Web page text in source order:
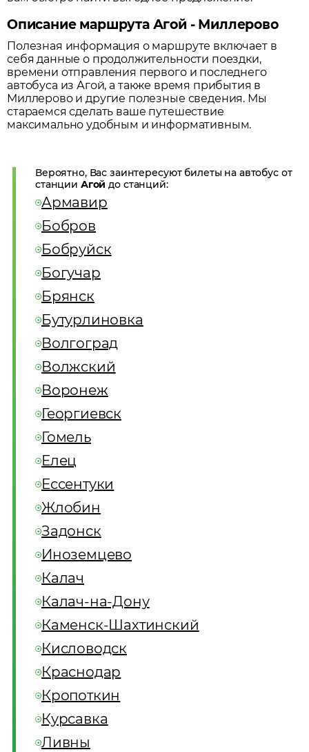
Описание маршрута Агой - Миллерово
Полезная информация о маршруте включает в
себя данные о продолжительности поездки,
времени отправления первого и последнего
автобуса изАгой, а также время прибытия в
Миллеровои другие полезные сведения. Мы
стараемся сделать ваше путешествие
максимально удобным и информативным.
Вероятно, Вас заинтересуют билеты на автобус от
станции Агой до станций:
Армавир
Бобров
Бобруйск
Богучар
Брянск
Бутурлиновка
Волгоград
Волжский
Воронеж
Георгиевск
Гомель
Елец
Ессентуки
Жлобин
Задонск
Иноземцево
Калач
Калач-на-Дону
Каменск-Шахтинский
Кисловодск
Краснодар
Кропоткин
Курсавка
Ливны